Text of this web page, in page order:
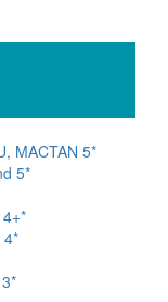
MACTAN 5*
5*
4*